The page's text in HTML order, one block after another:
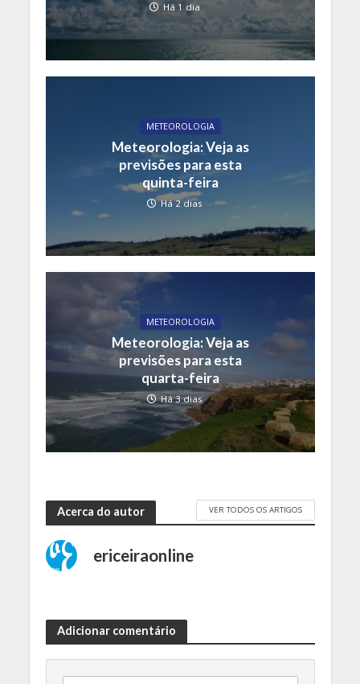
Há 1 dia
METEOROLOGIA
Meteorologia: Veja as
previsões para esta
quinta-feira
Há 2 dias
METEOROLOGIA
Meteorologia: Veja as
previsões para esta
quarta-feira
Há 3 dias
Acerca do autor VER TODOS OS ARTIGOS
ericeiraonline
Adicionar comentário